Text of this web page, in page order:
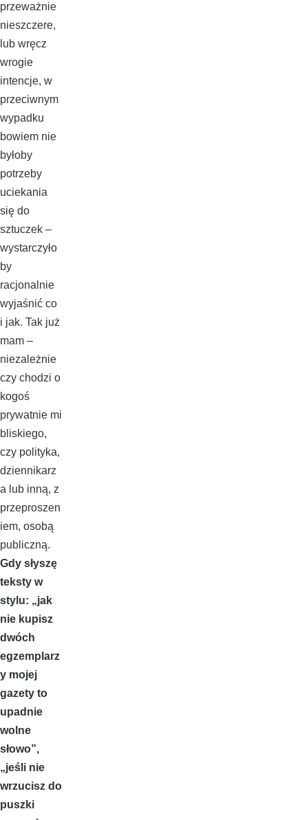
przeważnie
nieszczere,
lub wręcz
wrogie
intencje, w
przeciwnym
wypadku
bowiem nie
byłoby
potrzeby
uciekania
się do
sztuczek –
wystarczyło
by
racjonalnie
wyjaśnić co
i jak. Tak już
mam –
niezależnie
czy chodzi o
kogoś
prywatnie mi
bliskiego,
czy polityka,
dziennikarz
a lub inną, z
przeproszen
iem, osobą
publiczną.
Gdy słyszę
teksty w
stylu: „jak
nie kupisz
dwóch
egzemplarz
y mojej
gazety to
upadnie
wolne
słowo”,
„jeśli nie
wrzucisz do
puszki